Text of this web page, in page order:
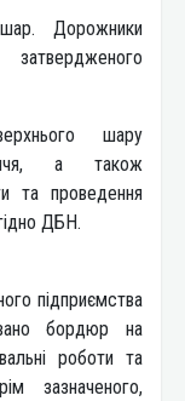
Дорожники
шару
а також
та проведення
згідно ДБН.
підприємства
бордюр на
роботи та
зазначеного,